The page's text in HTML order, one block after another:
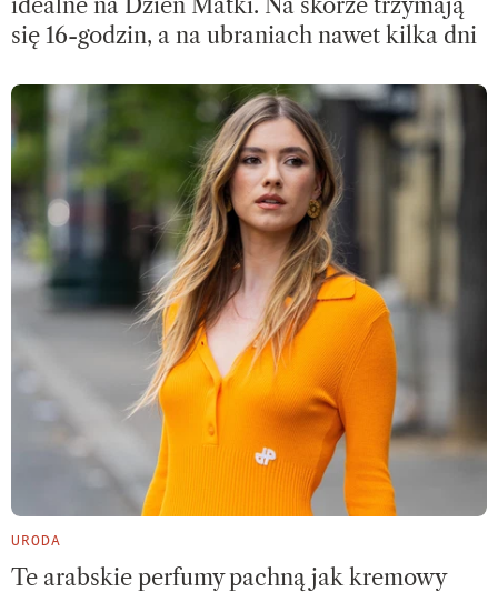
się 16-godzin, a na ubraniach nawet kilka dni
URODA
Te arabskie perfumy pachną jak kremowy